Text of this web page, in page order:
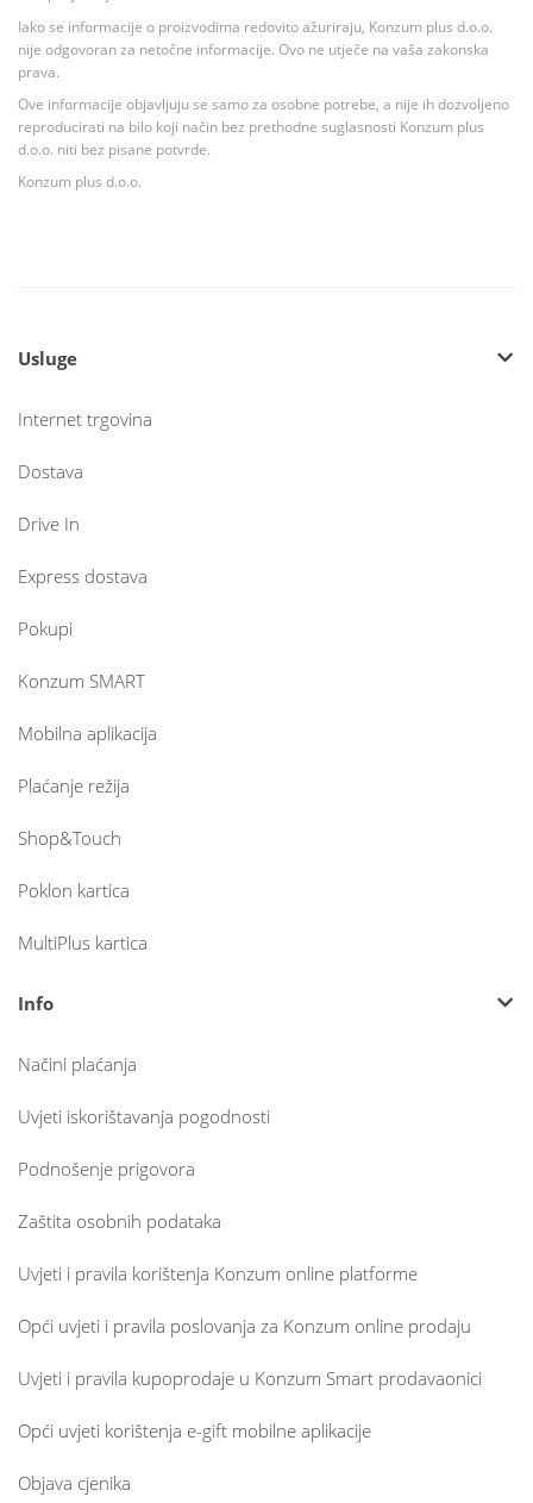
Iako se informacije o proizvodima redovito ažuriraju, Konzum plus d.o.o.
nije odgovoran za netočne informacije. Ovo ne utječe na vaša zakonska
prava.
Ove informacije objavljuju se samo za osobne potrebe, a nije ih dozvoljeno
reproducirati na bilo koji način bez prethodne suglasnosti Konzum plus
d.o.o. niti bez pisane potvrde.
Konzum plus d.o.o.
Usluge
Internet trgovina
Dostava
Drive In
Express dostava
Pokupi
Konzum SMART
Mobilna aplikacija
Plaćanje režija
Shop&Touch
Poklon kartica
MultiPlus kartica
Info
Načini plaćanja
Uvjeti iskorištavanja pogodnosti
Podnošenje prigovora
Zaštita osobnih podataka
Uvjeti i pravila korištenja Konzum online platforme
Opći uvjeti i pravila poslovanja za Konzum online prodaju
Uvjeti i pravila kupoprodaje u Konzum Smart prodavaonici
Opći uvjeti korištenja e-gift mobilne aplikacije
Objava cjenika